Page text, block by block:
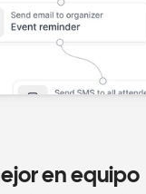
en equipo